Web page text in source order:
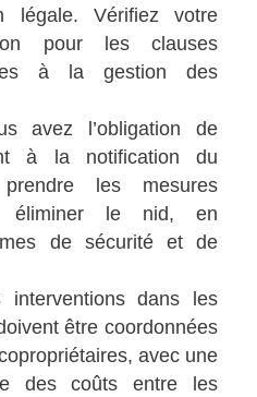
légale. Vérifiez votre
pour les clauses
à la gestion des
avez l’obligation de
à la notification du
les mesures
éliminer le nid, en
de sécurité et de
dans les
être coordonnées
avec une
des coûts entre les